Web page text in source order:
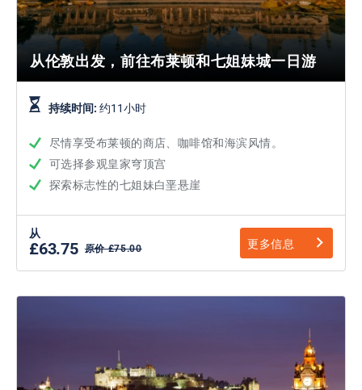
从伦敦出发，前往布莱顿和七姐妹城一日游
持续时间: 约11小时
尽情享受布莱顿的商店、咖啡馆和海滨风情。
可选择参观皇家穹顶宫
探索标志性的七姐妹白垩悬崖
从
£63.75 原价 £75.00 更多信息